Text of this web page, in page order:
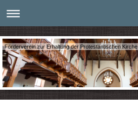
Förderverein zur Erhaltung der Protestantischen